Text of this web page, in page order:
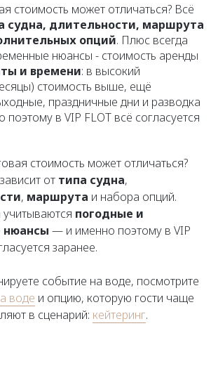
стоимость может отличаться? Всё
судна, длительности, маршрута
опций. Плюс всегда
нюансы - стоимость аренды
и времени: в высокий
стоимость выше, ещё
праздничные дни и разводка
в VIP FLOT всё согласуется
стоимость может отличаться?
от типа судна,
, маршрута и набора опций.
погодные и
нюансы — и именно поэтому в VIP
заранее.
событие на воде, посмотрите
воде и опцию, которую гости чаще
в сценарий: кейтеринг.